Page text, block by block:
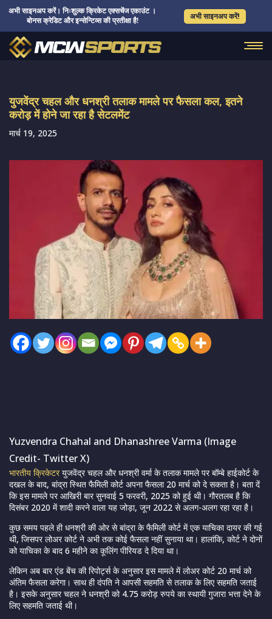
अभी साइनअप करें। निःशुल्क क्रिकेट एक्सचेंज एकाउंट ।
बोनस क्रेडिट और इन्सेन्टिव्स की प्रतीक्षा है!
अभी साइनअप करें!
युजवेंद्र चहल और धनश्री तलाक मामले पर फैसला कल, इतने
करोड़ में होने जा रहा है सेटलमेंट
मार्च 19, 2025
Yuzvendra Chahal and Dhanashree Varma (Image
Credit- Twitter X)
भारतीय क्रिकेटरयुजवेंद्र चहल और धनश्री वर्मा के तलाक मामले पर बॉम्बे हाईकोर्ट के
दखल के बाद, बांद्रा स्थित फैमिली कोर्ट अपना फैसला 20 मार्च को दे सकता है। बता दें
कि इस मामले पर आखिरी बार सुनवाई 5 फरवरी, 2025 को हुई थी। गौरतलब है कि
दिसंबर 2020 में शादी करने वाला यह जोड़ा, जून 2022 से अलग-अलग रहा रहा है।
कुछ समय पहले ही धनश्री की ओर से बांद्रा के फैमिली कोर्ट में एक याचिका दायर की गई
थी, जिसपर लोअर कोर्ट ने अभी तक कोई फैसला नहीं सुनाया था। हालांकि, कोर्ट ने दोनों
को याचिका के बाद 6 महीने का कूलिंग पीरियड दे दिया था।
लेकिन अब बार एंड बेंच की रिपोर्ट्स के अनुसार इस मामले में लोअर कोर्ट 20 मार्च को
अंतिम फैसला करेगा। साथ ही दंपति ने आपसी सहमति से तलाक के लिए सहमति जताई
है। इसके अनुसार चहल ने धनश्री को 4.75 करोड़ रुपये का स्थायी गुजारा भत्ता देने के
लिए सहमति जताई थी।